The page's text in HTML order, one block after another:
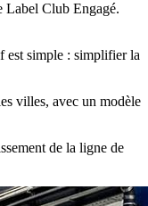
Label Club Engagé.
est simple : simplifier la
villes, avec un modèle
de la ligne de